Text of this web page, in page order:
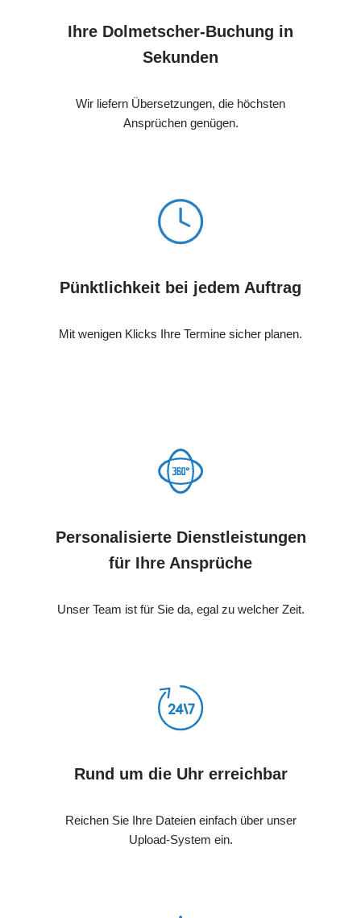
Ihre Dolmetscher-Buchung in
Sekunden
Wir liefern Übersetzungen, die höchsten
Ansprüchen genügen.
Pünktlichkeit bei jedem Auftrag
Mit wenigen Klicks Ihre Termine sicher planen.
Personalisierte Dienstleistungen
für Ihre Ansprüche
Unser Team ist für Sie da, egal zu welcher Zeit.
Rund um die Uhr erreichbar
Reichen Sie Ihre Dateien einfach über unser
Upload-System ein.